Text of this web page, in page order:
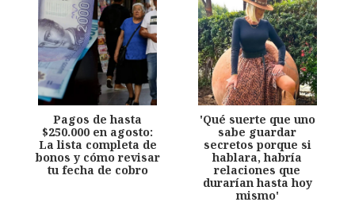
Pagos de hasta
$250.000 en agosto:
La lista completa de
bonos y cómo revisar
tu fecha de cobro
'Qué suerte que uno
sabe guardar
secretos porque si
hablara, habría
relaciones que
durarían hasta hoy
mismo'